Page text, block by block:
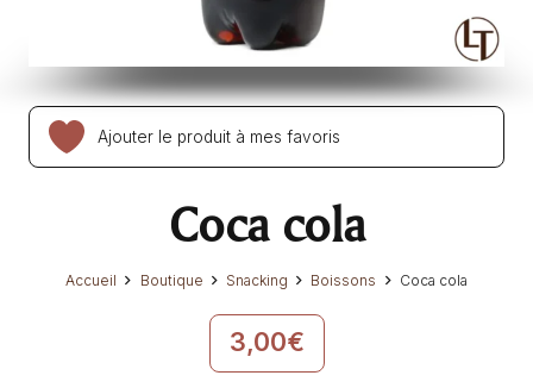
Ajouter le produit à mes favoris
Coca cola
Accueil Boutique Snacking Boissons Coca cola
3,00€